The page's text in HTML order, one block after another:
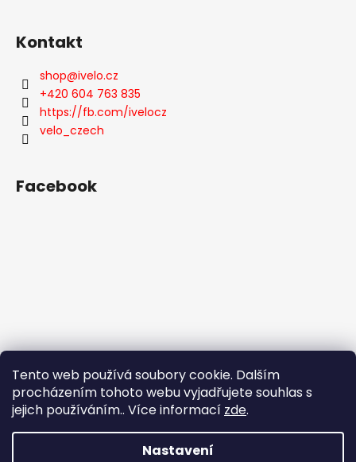
Tento web používá soubory cookie. Dalším
procházením tohoto webu vyjadřujete souhlas s
jejich používáním.. Více informací zde.
Nastavení
Kontakt
shop@ivelo.cz
+420 604 763 835
https://fb.com/ivelocz
velo_czech
Facebook